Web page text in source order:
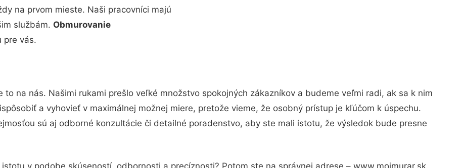
na prvom mieste. Naši pracovníci majú
službám. Obmurovanie
pre vás.
to na nás. Našimi rukami prešlo veľké množstvo spokojných zákazníkov a budeme veľmi radi, ak sa k nim
a vyhovieť v maximálnej možnej miere, pretože vieme, že osobný prístup je kľúčom k úspechu.
sú aj odborné konzultácie či detailné poradenstvo, aby ste mali istotu, že výsledok bude presne
v podobe skúseností, odbornosti a precíznosti? Potom ste na správnej adrese – www.mojmurar.sk.